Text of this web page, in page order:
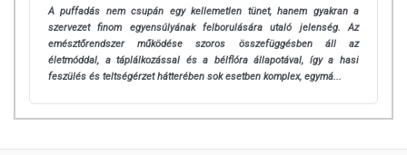
hogy ennek ellenére a webshopon szereplő adatok (beleértve a
termékfotókat, tápérték-, összetétel-, és allergén információkat is) csak
tájékoztató jellegűek, a tényleges értékek eltérhetnek az élelmiszerek
természetéből adódóan. A friss, aktuális információkat a termékek
A puffadás nem csupán egy kellemetlen tünet, hanem gyakran a
szervezet finom egyensúlyának felborulására utaló jelenség. Az
emésztőrendszer működése szoros összefüggésben áll az
életmóddal, a táplálkozással és a bélflóra állapotával, így a hasi
feszülés és teltségérzet hátterében sok esetben komplex, egymá...